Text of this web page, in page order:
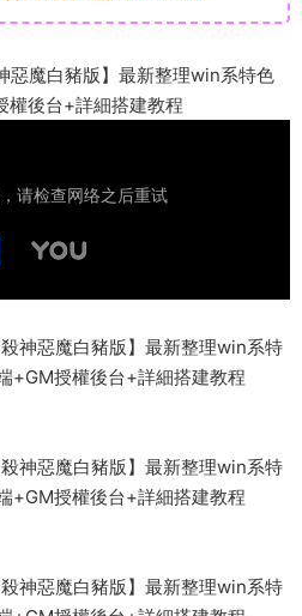
惡魔白豬版】最新整理win系特色
權後台+詳細搭建教程